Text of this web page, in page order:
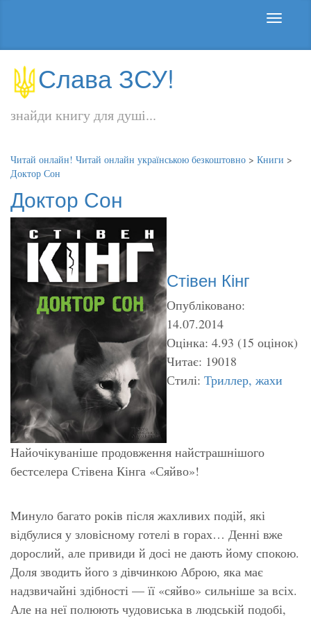
Слава ЗСУ!
знайди книгу для душі...
Читай онлайн! Читай онлайн українською безкоштовно > Книги >
Доктор Сон
Доктор Сон
Стівен Кінг
Опубліковано:
14.07.2014
Оцінка: 4.93 (15 оцінок)
Читає: 19018
Стилі: Триллер, жахи
Найочікуваніше продовження найстрашнішого
бестселера Стівена Кінга «Сяйво»!
Минуло багато років після жахливих подій, які
відбулися у зловісному готелі в горах… Денні вже
дорослий, але привиди й досі не дають йому спокою.
Доля зводить його з дівчинкою Аброю, яка має
надзвичайні здібності — її «сяйво» сильніше за всіх.
Але на неї полюють чудовиська в людській подобі,